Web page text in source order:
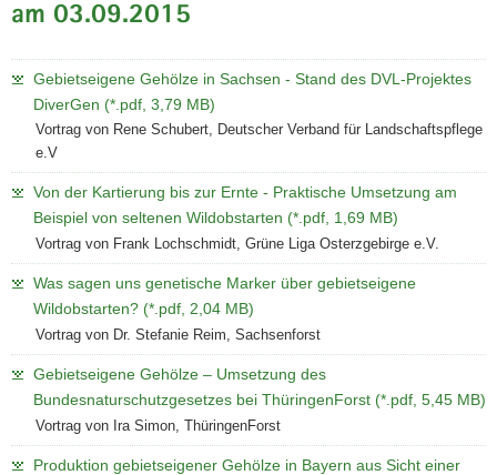
am 03.09.2015
Gebietseigene Gehölze in Sachsen - Stand des DVL-Projektes
DiverGen (*.pdf, 3,79 MB)
Vortrag von Rene Schubert, Deutscher Verband für Landschaftspflege
e.V
Von der Kartierung bis zur Ernte - Praktische Umsetzung am
Beispiel von seltenen Wildobstarten (*.pdf, 1,69 MB)
Vortrag von Frank Lochschmidt, Grüne Liga Osterzgebirge e.V.
Was sagen uns genetische Marker über gebietseigene
Wildobstarten? (*.pdf, 2,04 MB)
Vortrag von Dr. Stefanie Reim, Sachsenforst
Gebietseigene Gehölze – Umsetzung des
Bundesnaturschutzgesetzes bei ThüringenForst (*.pdf, 5,45 MB)
Vortrag von Ira Simon, ThüringenForst
Produktion gebietseigener Gehölze in Bayern aus Sicht einer